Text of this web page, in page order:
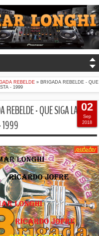
REBELDE » BRIGADA REBELDE - QUE
- 1999
REBELDE - QUE SIGA LA
1999
02
Sep
2018